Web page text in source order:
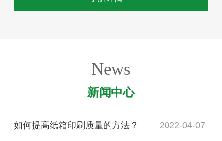
News
新闻中心
如何提高纸箱印刷质量的方法？ 2022-04-07